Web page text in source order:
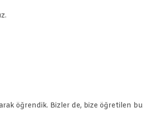
öğrendik. Bizler de, bize öğretilen bu